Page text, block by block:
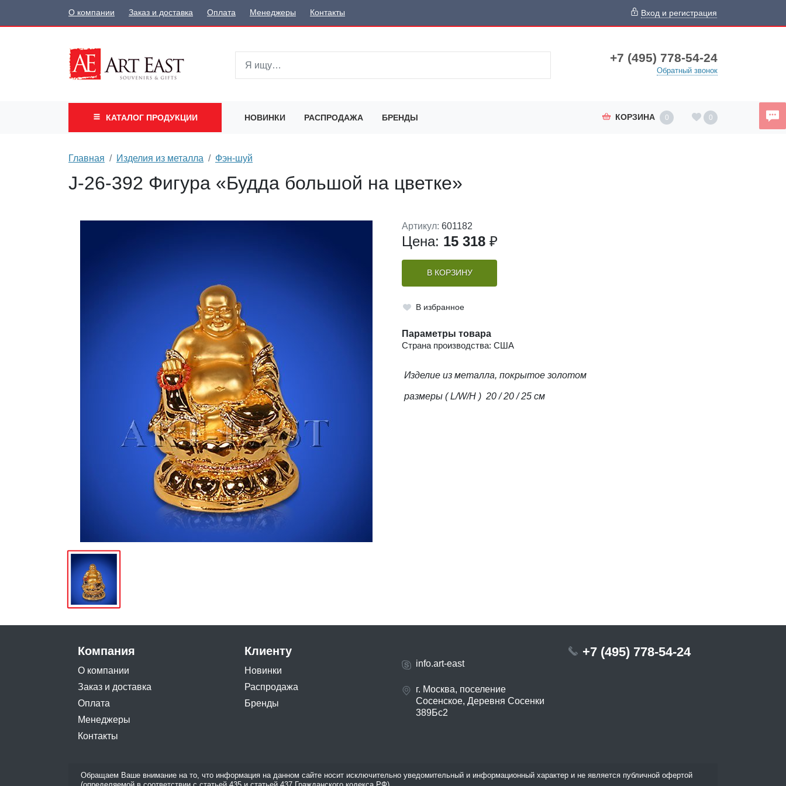
О компании Заказ и доставка Оплата Менеджеры Контакты Вход и регистрация
+7 (495) 778-54-24
Обратный звонок
КАТАЛОГ ПРОДУКЦИИ НОВИНКИ РАСПРОДАЖА БРЕНДЫ КОРЗИНА 0 0
Главная Изделия из металла Фэн-шуй
J-26-392 Фигура «Будда большой на цветке»
Артикул: 601182
Цена: 15 318 ₽
В КОРЗИНУ
В избранное
Параметры товара
Страна производства: США
Изделие из металла, покрытое золотом
размеры ( L/W/H ) 20 / 20 / 25 см
Компания
О компании
Заказ и доставка
Оплата
Менеджеры
Контакты
Клиенту
Новинки
Распродажа
Бренды
info.art-east
г. Москва, поселение
Сосенское, Деревня Сосенки
389Бс2
+7 (495) 778-54-24
Обращаем Ваше внимание на то, что информация на данном сайте носит исключительно уведомительный и информационный характер и не является публичной офертой